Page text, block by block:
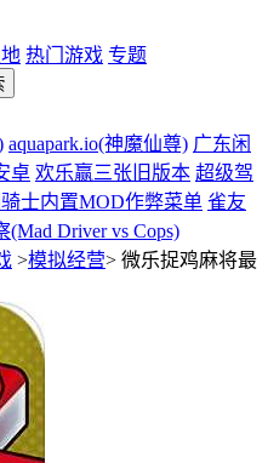
热门游戏 专题
aquapark.io(神魔仙尊) 广东闲
卓 欢乐赢三张旧版本 超级驾
士内置MOD作弊菜单 雀友
Driver vs Cops)
>模拟经营> 微乐捉鸡麻将最